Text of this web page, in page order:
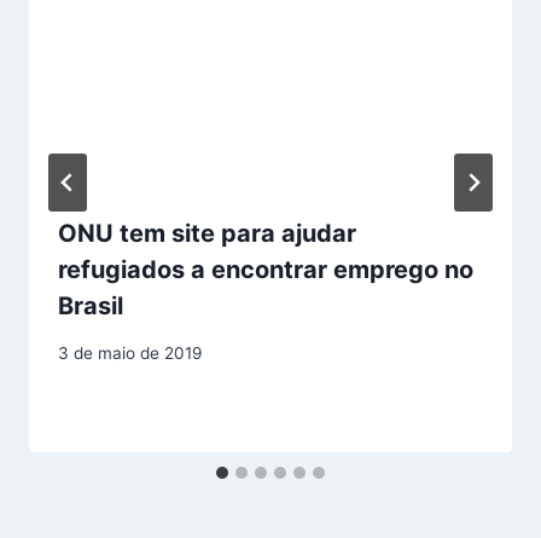
ONU tem site para ajudar
refugiados a encontrar emprego no
Brasil
3 de maio de 2019